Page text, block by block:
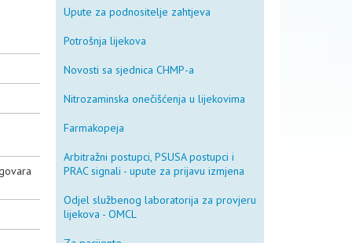
Upute za podnositelje zahtjeva
Potrošnja lijekova
Novosti sa sjednica CHMP-a
Nitrozaminska onečišćenja u lijekovima
Farmakopeja
Arbitražni postupci, PSUSA postupci i
PRAC signali - upute za prijavu izmjena
Odjel službenog laboratorija za provjeru
lijekova - OMCL